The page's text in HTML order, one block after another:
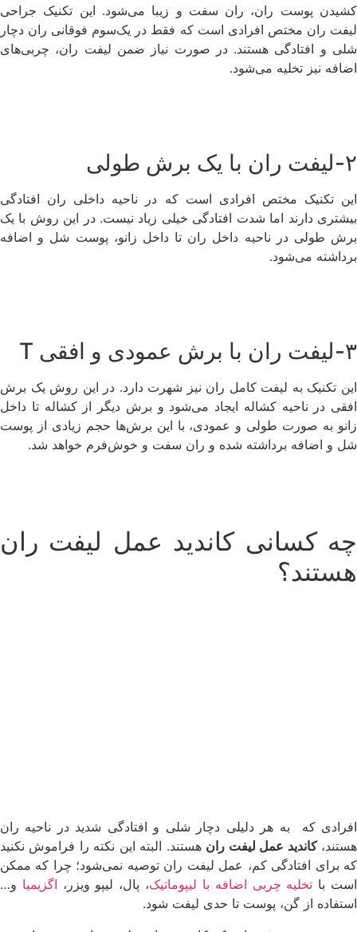
کشیدن پوست ران، ران سفت و زیبا می‌شود. این تکنیک جراحی
لیفت ران مختص افرادی است که فقط در یک‌سوم فوقانی ران دچار
شلی و افتادگی هستند. در صورت نیاز ضمن لیفت ران، چربی‌های
اضافه نیز تخلیه می‌شود.
۲-لیفت ران با یک برش طولی
این تکنیک مختص افرادی است که در ناحیه داخلی ران افتادگی
بیشتری دارند اما شدت افتادگی خیلی زیاد نیست. در این روش با یک
برش طولی در ناحیه داخل ران تا داخل زانو، پوست شل و اضافه
برداشته می‌شود.
۳-لیفت ران با برش عمودی و افقی T
این تکنیک به لیفت کامل ران نیز شهرت دارد. در این روش یک برش
افقی در ناحیه کشاله ایجاد می‌شود و برش دیگر از کشاله تا داخل
زانو به صورت طولی و عمودی، با این برش‌ها حجم زیادی از پوست
شل و اضافه برداشته شده و ران سفت و خوش‌فرم خواهد شد.
چه کسانی کاندید عمل لیفت ران
هستند؟
افرادی که به هر دلیلی دچار شلی و افتادگی شدید در ناحیه ران
هستند،کاندید عمل لیفت ران هستند. البته این نکته را فراموش نکنید
که برای افتادگی کم، عمل لیفت ران توصیه نمی‌شود؛ چرا که ممکن
است با تخلیه چربی اضافه با لیپوماتیک، پال، لیپو ویزر، اگزیمیا و…
استفاده از گن، پوست تا حدی لیفت شود.